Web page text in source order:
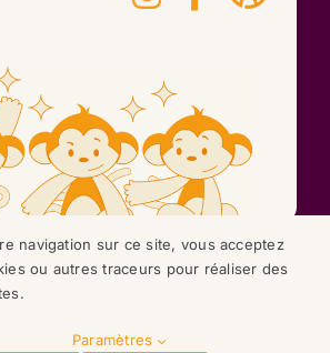
navigation sur ce site, vous acceptez
ou autres traceurs pour réaliser des
Paramètres